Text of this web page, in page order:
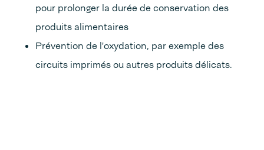
pour prolonger la durée de conservation des
produits alimentaires
Prévention de l'oxydation, par exemple des
circuits imprimés ou autres produits délicats.